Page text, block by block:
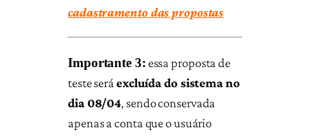
cadastramento das propostas
Importante 3:essa proposta de
teste será excluída do sistema no
dia 08/04, sendo conservada
apenas a conta que o usuário